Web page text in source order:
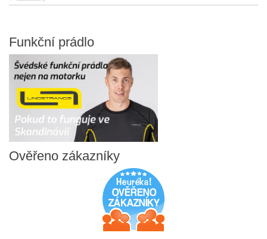
Funkční prádlo
Ověřeno zákazníky